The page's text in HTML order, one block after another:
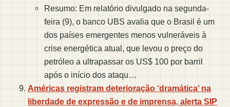
Resumo: Em relatório divulgado na segunda-
feira (9), o banco UBS avalia que o Brasil é um
dos países emergentes menos vulneráveis à
crise energética atual, que levou o preço do
petróleo a ultrapassar os US$ 100 por barril
após o início dos ataqu…
Américas registram deterioração ‘dramática’ na
liberdade de expressão e de imprensa, alerta SIP